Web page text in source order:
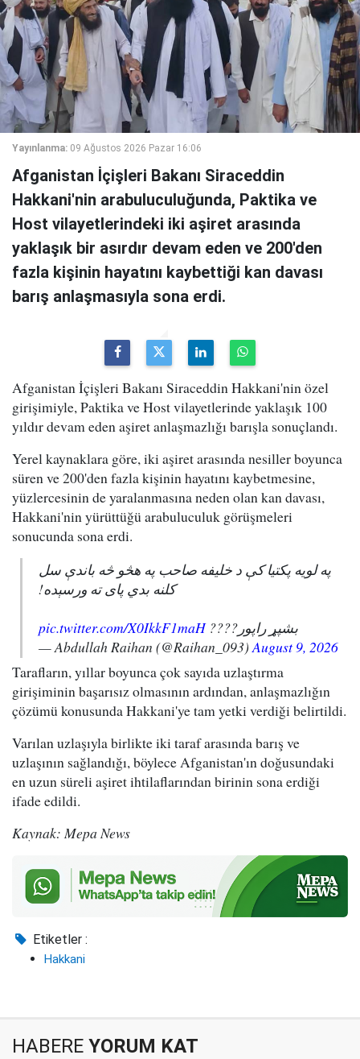
Yayınlanma: 09 Ağustos 2026 Pazar 16:06
Afganistan İçişleri Bakanı Siraceddin
Hakkani'nin arabuluculuğunda, Paktika ve
Host vilayetlerindeki iki aşiret arasında
yaklaşık bir asırdır devam eden ve 200'den
fazla kişinin hayatını kaybettiği kan davası
barış anlaşmasıyla sona erdi.
Afganistan İçişleri Bakanı Siraceddin Hakkani'nin özel
girişimiyle, Paktika ve Host vilayetlerinde yaklaşık 100
yıldır devam eden aşiret anlaşmazlığı barışla sonuçlandı.
Yerel kaynaklara göre, iki aşiret arasında nesiller boyunca
süren ve 200'den fazla kişinin hayatını kaybetmesine,
yüzlercesinin de yaralanmasına neden olan kan davası,
Hakkani'nin yürüttüğü arabuluculuk görüşmeleri
sonucunda sona erdi.
په لویه پکتیا کې د خلیفه صاحب په هڅو څه باندې سل
کلنه بدي پای ته ورسېده!
بشپړ راپور????pic.twitter.com/X0IkkF1maH
— Abdullah Raihan (@Raihan_093) August 9, 2026
Tarafların, yıllar boyunca çok sayıda uzlaştırma
girişiminin başarısız olmasının ardından, anlaşmazlığın
çözümü konusunda Hakkani'ye tam yetki verdiği belirtildi.
Varılan uzlaşıyla birlikte iki taraf arasında barış ve
uzlaşının sağlandığı, böylece Afganistan'ın doğusundaki
en uzun süreli aşiret ihtilaflarından birinin sona erdiği
ifade edildi.
Kaynak: Mepa News
Etiketler :
Hakkani
HABERE YORUM KAT